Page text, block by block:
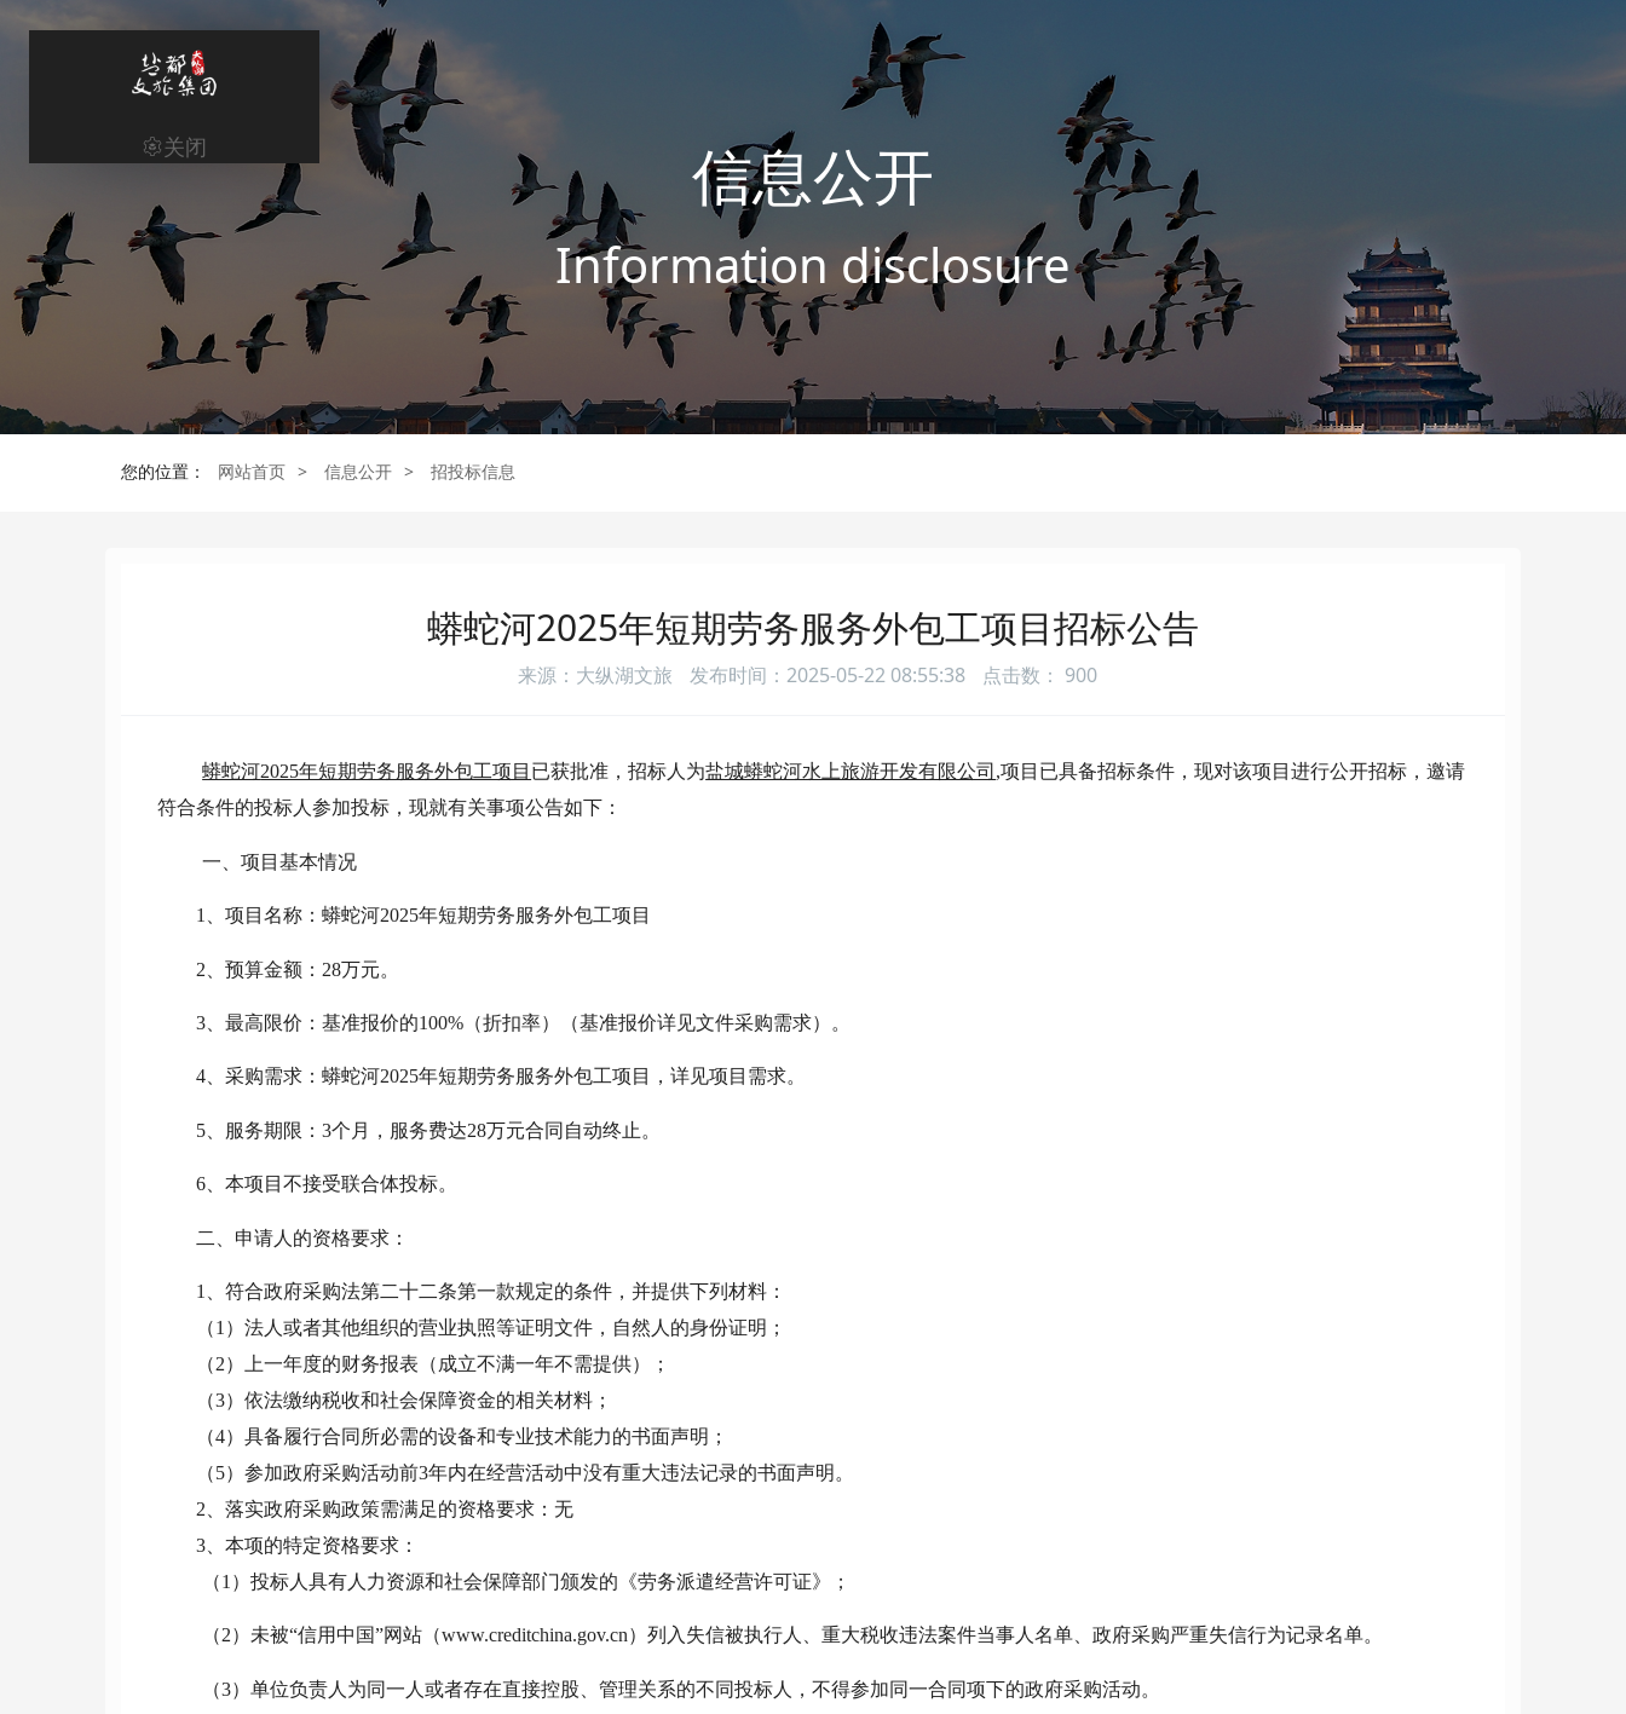
Home
集团概况
集团业务
新闻资讯
信息公开
关闭 信息公开
Information disclosure
您的位置： 网站首页 > 信息公开 > 招投标信息
蟒蛇河2025年短期劳务服务外包工项目招标公告
来源：大纵湖文旅 发布时间：2025-05-22 08:55:38 点击数： 900
蟒蛇河2025年短期劳务服务外包工项目 已获批准，招标人为盐城蟒蛇河水上旅游开发有限公司 ,项目已具备招标条件，现对该项目进行公开招标，邀请
符合条件的投标人参加投标，现就有关事项公告如下：
一、项目基本情况
1、项目名称：蟒蛇河2025年短期劳务服务外包工项目
2、预算金额： 28万元。
3、最高限价：基准报价的100%（折扣率）（基准报价详见文件采购需求）。
4、采购需求：蟒蛇河2025年短期劳务服务外包工项目，详见项目需求。
5、服务期限：3个月，服务费达28万元合同自动终止 。
6 、本项目不接受联合体投标。
二、申请人的资格要求：
1、符合政府采购法第二十二条第一款规定的条件，并提供下列材料：
（1）法人或者其他组织的营业执照等证明文件，自然人的身份证明；
（2）上一年度的财务报表（成立不满一年不需提供）；
（3）依法缴纳税收和社会保障资金的相关材料；
（4）具备履行合同所必需的设备和专业技术能力的书面声明；
（5）参加政府采购活动前3年内在经营活动中没有重大违法记录的书面声明。
2、落实政府采购政策需满足的资格要求：无
3、本项的特定资格要求：
（1）投标人具有人力资源和社会保障部门颁发的《劳务派遣经营许可证》；
（2）未被“信用中国”网站（www.creditchina.gov.cn）列入失信被执行人、重大税收违法案件当事人名单、政府采购严重失信行为记录名单。
（3）单位负责人为同一人或者存在直接控股、管理关系的不同投标人，不得参加同一合同项下的政府采购活动。